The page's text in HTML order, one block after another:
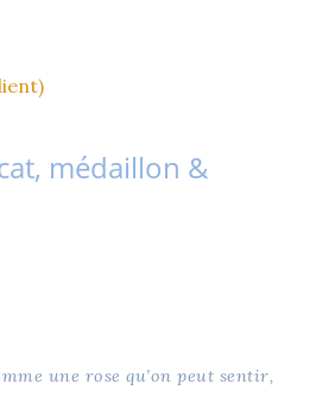
médaillon &
une rose qu’on peut sentir,